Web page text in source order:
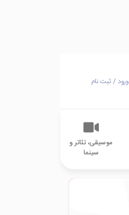
ورود / ثبت نام
موسیقی، تئاتر و
سینما